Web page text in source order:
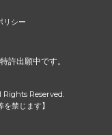
リシー
許出願中です。
Rights Reserved.
禁じます】